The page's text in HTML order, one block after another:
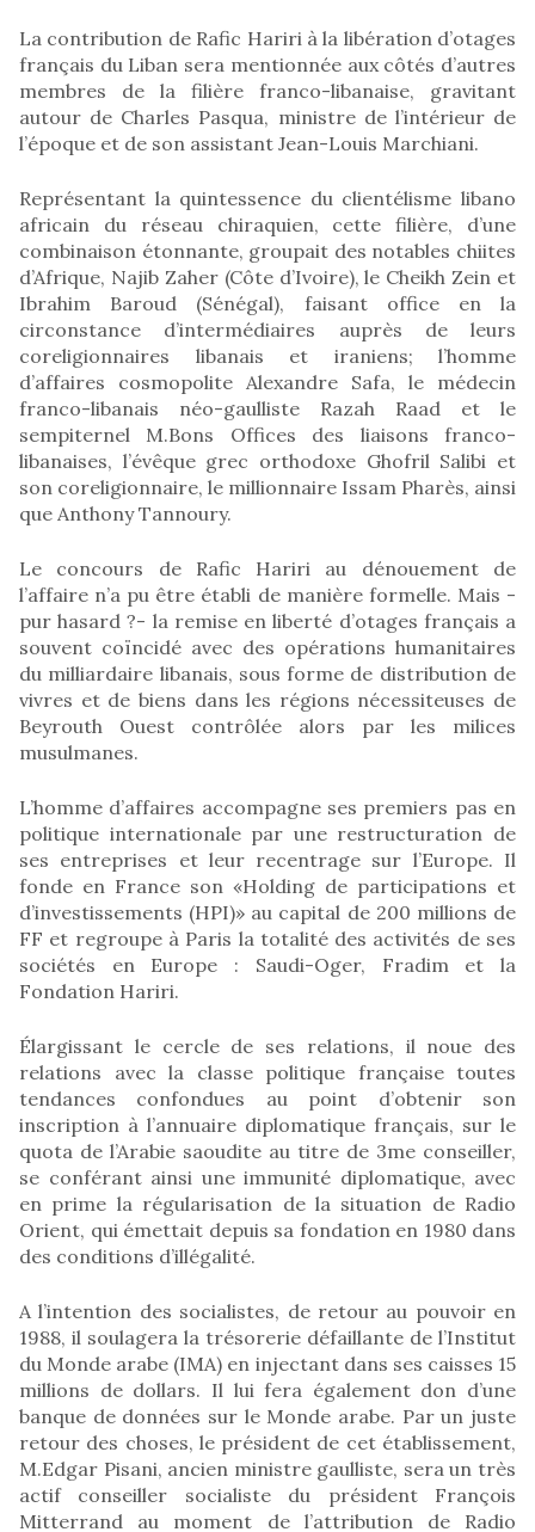
La contribution de Rafic Hariri à la libération d’otages
français du Liban sera mentionnée aux côtés d’autres
membres de la filière franco-libanaise, gravitant
autour de Charles Pasqua, ministre de l’intérieur de
l’époque et de son assistant Jean-Louis Marchiani.
Représentant la quintessence du clientélisme libano
africain du réseau chiraquien, cette filière, d’une
combinaison étonnante, groupait des notables chiites
d’Afrique, Najib Zaher (Côte d’Ivoire), le Cheikh Zein et
Ibrahim Baroud (Sénégal), faisant office en la
circonstance d’intermédiaires auprès de leurs
coreligionnaires libanais et iraniens; l’homme
d’affaires cosmopolite Alexandre Safa, le médecin
franco-libanais néo-gaulliste Razah Raad et le
sempiternel M.Bons Offices des liaisons franco-
libanaises, l’évêque grec orthodoxe Ghofril Salibi et
son coreligionnaire, le millionnaire Issam Pharès, ainsi
que Anthony Tannoury.
Le concours de Rafic Hariri au dénouement de
l’affaire n’a pu être établi de manière formelle. Mais -
pur hasard ?- la remise en liberté d’otages français a
souvent coïncidé avec des opérations humanitaires
du milliardaire libanais, sous forme de distribution de
vivres et de biens dans les régions nécessiteuses de
Beyrouth Ouest contrôlée alors par les milices
musulmanes.
L’homme d’affaires accompagne ses premiers pas en
politique internationale par une restructuration de
ses entreprises et leur recentrage sur l’Europe. Il
fonde en France son «Holding de participations et
d’investissements (HPI)» au capital de 200 millions de
FF et regroupe à Paris la totalité des activités de ses
sociétés en Europe : Saudi-Oger, Fradim et la
Fondation Hariri.
Élargissant le cercle de ses relations, il noue des
relations avec la classe politique française toutes
tendances confondues au point d’obtenir son
inscription à l’annuaire diplomatique français, sur le
quota de l’Arabie saoudite au titre de 3me conseiller,
se conférant ainsi une immunité diplomatique, avec
en prime la régularisation de la situation de Radio
Orient, qui émettait depuis sa fondation en 1980 dans
des conditions d’illégalité.
A l’intention des socialistes, de retour au pouvoir en
1988, il soulagera la trésorerie défaillante de l’Institut
du Monde arabe (IMA) en injectant dans ses caisses 15
millions de dollars. Il lui fera également don d’une
banque de données sur le Monde arabe. Par un juste
retour des choses, le président de cet établissement,
M.Edgar Pisani, ancien ministre gaulliste, sera un très
actif conseiller socialiste du président François
Mitterrand au moment de l’attribution de Radio